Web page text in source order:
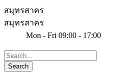
สมุทรสาคร
สมุทรสาคร
Mon - Fri 09:00 - 17:00